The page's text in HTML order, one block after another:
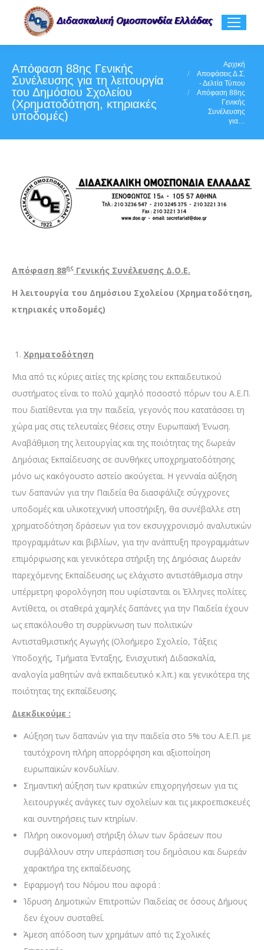
Απόφαση 88ης Γενικής
Συνέλευσης για τη λειτουργία
του Δημόσιου Σχολείου
(Χρηματοδότηση, κτηριακές
υποδομές)
You are here:Αρχική
Αποφάσεις Δ.Σ.
- Δελτία Τύπου
Απόφαση 88ης
Γενικής
Συνέλευσης
για…
Απόφαση 88ης Γενικής Συνέλευσης Δ.Ο.Ε.
Η λειτουργία του Δημόσιου Σχολείου (Χρηματοδότηση,
κτηριακές υποδομές)
Χρηματοδότηση
Μια από τις κύριες αιτίες της κρίσης του εκπαιδευτικού
συστήματος είναι το πολύ χαμηλό ποσοστό πόρων του Α.Ε.Π.
που διατίθενται για την παιδεία, γεγονός που κατατάσσει τη
χώρα μας στις τελευταίες θέσεις στην Ευρωπαϊκή Ένωση.
Αναβάθμιση της λειτουργίας και της ποιότητας της δωρεάν
Δημόσιας Εκπαίδευσης σε συνθήκες υποχρηματοδότησης
μόνο ως κακόγουστο αστείο ακούγεται. Η γενναία αύξηση
των δαπανών για την Παιδεία θα διασφάλιζε σύγχρονες
υποδομές και υλικοτεχνική υποστήριξη, θα συνέβαλλε στη
χρηματοδότηση δράσεων για τον εκσυγχρονισμό αναλυτικών
προγραμμάτων και βιβλίων, για την ανάπτυξη προγραμμάτων
επιμόρφωσης και γενικότερα στήριξη της Δημόσιας Δωρεάν
παρεχόμενης Εκπαίδευσης ως ελάχιστο αντιστάθμισμα στην
υπέρμετρη φορολόγηση που υφίστανται οι Έλληνες πολίτες.
Αντίθετα, οι σταθερά χαμηλές δαπάνες για την Παιδεία έχουν
ως επακόλουθο τη συρρίκνωση των πολιτικών
Αντισταθμιστικής Αγωγής (Ολοήμερο Σχολείο, Τάξεις
Υποδοχής, Τμήματα Ένταξης, Ενισχυτική Διδασκαλία,
αναλογία μαθητών ανά εκπαιδευτικό κ.λπ.) και γενικότερα της
ποιότητας της εκπαίδευσης.
Διεκδικούμε :
Αύξηση των δαπανών για την παιδεία στο 5% του Α.Ε.Π. με
ταυτόχρονη πλήρη απορρόφηση και αξιοποίηση
ευρωπαϊκών κονδυλίων.
Σημαντική αύξηση των κρατικών επιχορηγήσεων για τις
λειτουργικές ανάγκες των σχολείων και τις μικροεπισκευές
και συντηρήσεις των κτηρίων.
Πλήρη οικονομική στήριξη όλων των δράσεων που
συμβάλλουν στην υπεράσπιση του δημόσιου και δωρεάν
χαρακτήρα της εκπαίδευσης.
Εφαρμογή του Νόμου που αφορά :
Ίδρυση Δημοτικών Επιτροπών Παιδείας σε όσους Δήμους
δεν έχουν συσταθεί.
Άμεση απόδοση των χρημάτων από τις Σχολικές